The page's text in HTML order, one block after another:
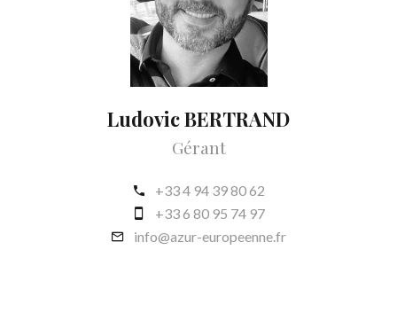
Ludovic BERTRAND
Gérant
+33 4 94 39 80 62
+33 6 80 95 74 97
info@azur-europeenne.fr